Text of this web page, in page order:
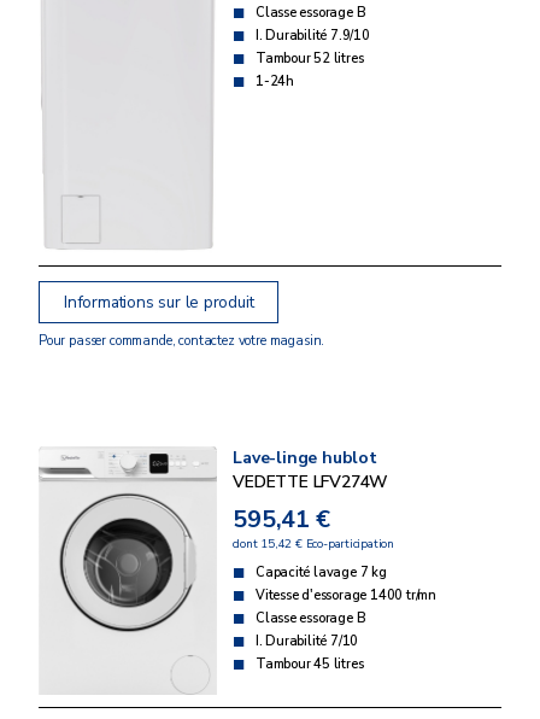
Classe essorage B
I. Durabilité 7.9/10
Tambour 52 litres
1-24h
Informations sur le produit
Pour passer commande, contactez votre magasin.
Lave-linge hublot
VEDETTE LFV274W
595,41 €
dont 15,42 € Eco-participation
Capacité lavage 7 kg
Vitesse d'essorage 1400 tr/mn
Classe essorage B
I. Durabilité 7/10
Tambour 45 litres